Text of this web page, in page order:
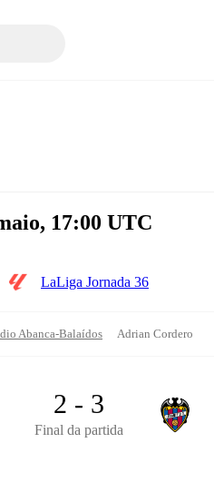
17:00 UTC
LaLiga Jornada 36
Abanca-Balaídos Adrian Cordero
2 - 3
Final da partida